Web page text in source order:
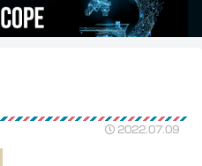
2022.07.09